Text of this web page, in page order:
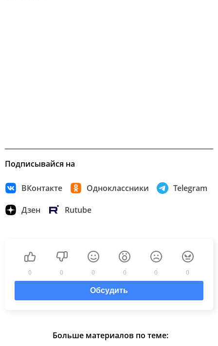
Подписывайся на
ВКонтакте Одноклассники Telegram
Дзен Rutube
0 0 0 0 0 0
Обсудить
Больше материалов по теме: